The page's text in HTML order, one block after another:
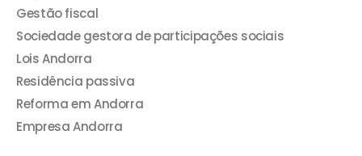
Gestão fiscal
Sociedade gestora de participações sociais
Lois Andorra
Residência passiva
Reforma em Andorra
Empresa Andorra